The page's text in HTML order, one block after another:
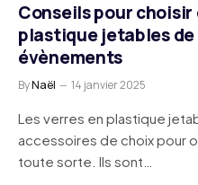
Conseils pour choisir
plastique jetables
évènements
ByNaël 14 janvier 2025
Les verres en plastique
accessoires de choix pour
toute sorte. Ils sont…